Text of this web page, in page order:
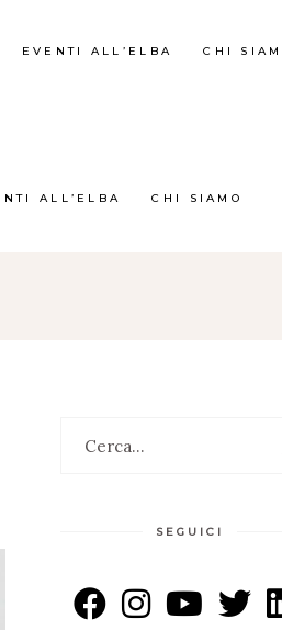
ALL’ELBA CHI SIAMO
EVENTI ALL’ELBA CHI
SEGUICI